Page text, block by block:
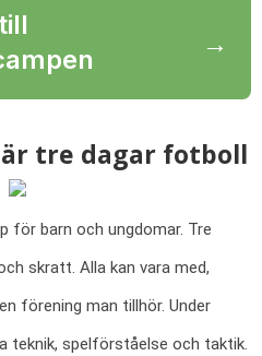
→
tre dagar fotboll
för barn och ungdomar. Tre
skratt. Alla kan vara med,
förening man tillhör. Under
teknik, spelförståelse och taktik.